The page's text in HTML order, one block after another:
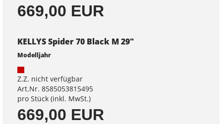
669,00 EUR
KELLYS Spider 70 Black M 29"
Modelljahr
Z.Z. nicht verfügbar
Art.Nr. 8585053815495
pro Stück (inkl. MwSt.)
669,00 EUR